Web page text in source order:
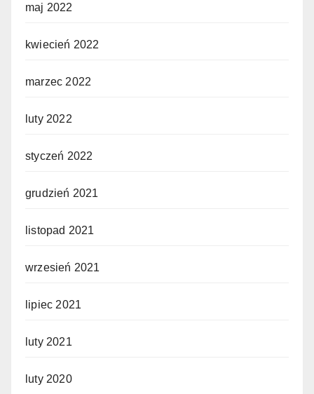
maj 2022
kwiecień 2022
marzec 2022
luty 2022
styczeń 2022
grudzień 2021
listopad 2021
wrzesień 2021
lipiec 2021
luty 2021
luty 2020